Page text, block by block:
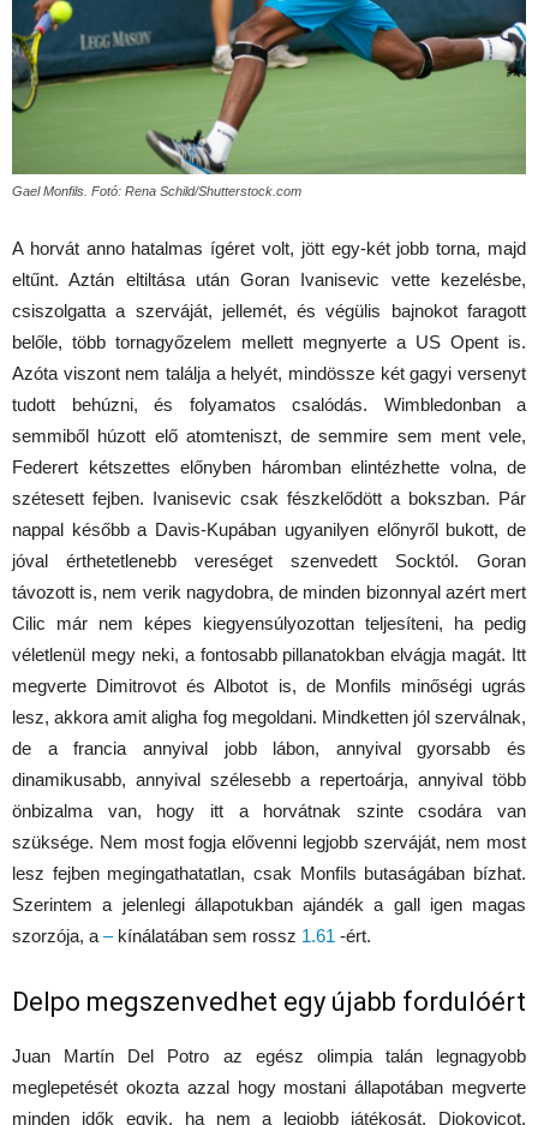
Gael Monfils. Fotó: Rena Schild/Shutterstock.com
A horvát anno hatalmas ígéret volt, jött egy-két jobb torna, majd
eltűnt. Aztán eltiltása után Goran Ivanisevic vette kezelésbe,
csiszolgatta a szerváját, jellemét, és végülis bajnokot faragott
belőle, több tornagyőzelem mellett megnyerte a US Opent is.
Azóta viszont nem találja a helyét, mindössze két gagyi versenyt
tudott behúzni, és folyamatos csalódás. Wimbledonban a
semmiből húzott elő atomteniszt, de semmire sem ment vele,
Federert kétszettes előnyben háromban elintézhette volna, de
szétesett fejben. Ivanisevic csak fészkelődött a bokszban. Pár
nappal később a Davis-Kupában ugyanilyen előnyről bukott, de
jóval érthetetlenebb vereséget szenvedett Socktól. Goran
távozott is, nem verik nagydobra, de minden bizonnyal azért mert
Cilic már nem képes kiegyensúlyozottan teljesíteni, ha pedig
véletlenül megy neki, a fontosabb pillanatokban elvágja magát. Itt
megverte Dimitrovot és Albotot is, de Monfils minőségi ugrás
lesz, akkora amit aligha fog megoldani. Mindketten jól szerválnak,
de a francia annyival jobb lábon, annyival gyorsabb és
dinamikusabb, annyival szélesebb a repertoárja, annyival több
önbizalma van, hogy itt a horvátnak szinte csodára van
szüksége. Nem most fogja elővenni legjobb szerváját, nem most
lesz fejben megingathatatlan, csak Monfils butaságában bízhat.
Szerintem a jelenlegi állapotukban ajándék a gall igen magas
szorzója, a –kínálatában sem rossz 1.61 -ért.
Delpo megszenvedhet egy újabb fordulóért
Juan Martín Del Potro az egész olimpia talán legnagyobb
meglepetését okozta azzal hogy mostani állapotában megverte
minden idők egyik, ha nem a legjobb játékosát, Djokovicot.